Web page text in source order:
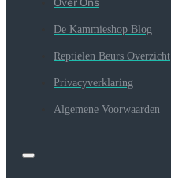
De Kammieshop Blog
Reptielen Beurs Overzicht
Privacyverklaring
Algemene Voorwaarden